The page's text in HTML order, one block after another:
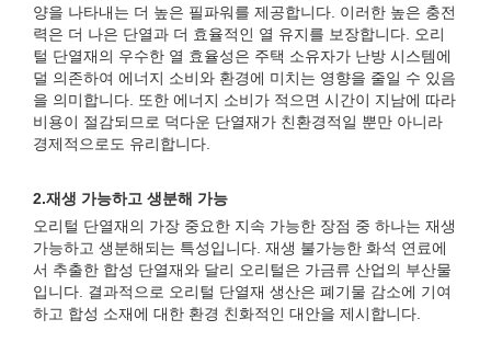
양을 나타내는 더 높은 필파워를 제공합니다. 이러한 높은 충전
력은 더 나은 단열과 더 효율적인 열 유지를 보장합니다. 오리
털 단열재의 우수한 열 효율성은 주택 소유자가 난방 시스템에
덜 의존하여 에너지 소비와 환경에 미치는 영향을 줄일 수 있음
을 의미합니다. 또한 에너지 소비가 적으면 시간이 지남에 따라
비용이 절감되므로 덕다운 단열재가 친환경적일 뿐만 아니라
경제적으로도 유리합니다.
2.재생 가능하고 생분해 가능
오리털 단열재의 가장 중요한 지속 가능한 장점 중 하나는 재생
가능하고 생분해되는 특성입니다. 재생 불가능한 화석 연료에
서 추출한 합성 단열재와 달리 오리털은 가금류 산업의 부산물
입니다. 결과적으로 오리털 단열재 생산은 폐기물 감소에 기여
하고 합성 소재에 대한 환경 친화적인 대안을 제시합니다.